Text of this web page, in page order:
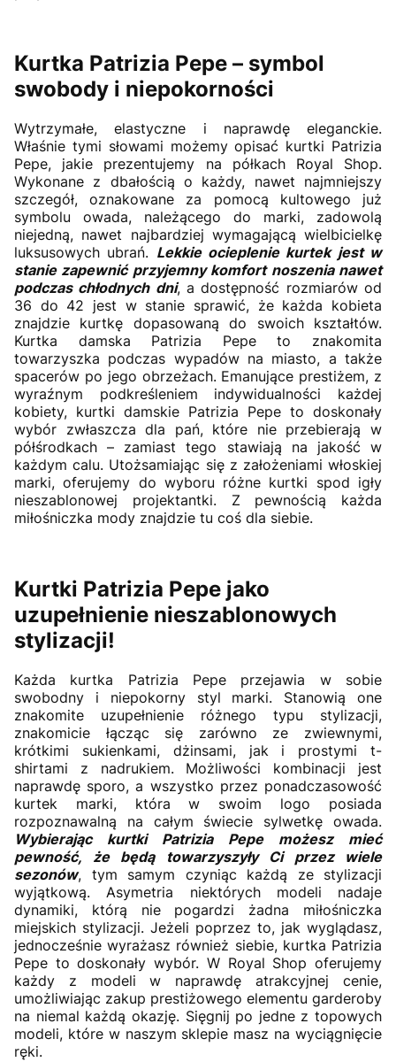
Kurtka Patrizia Pepe – symbol
swobody i niepokorności
Wytrzymałe, elastyczne i naprawdę eleganckie.
Właśnie tymi słowami możemy opisać kurtki Patrizia
Pepe, jakie prezentujemy na półkach Royal Shop.
Wykonane z dbałością o każdy, nawet najmniejszy
szczegół, oznakowane za pomocą kultowego już
symbolu owada, należącego do marki, zadowolą
niejedną, nawet najbardziej wymagającą wielbicielkę
luksusowych ubrań. Lekkie ocieplenie kurtek jest w
stanie zapewnić przyjemny komfort noszenia nawet
podczas chłodnych dni, a dostępność rozmiarów od
36 do 42 jest w stanie sprawić, że każda kobieta
znajdzie kurtkę dopasowaną do swoich kształtów.
Kurtka damska Patrizia Pepe to znakomita
towarzyszka podczas wypadów na miasto, a także
spacerów po jego obrzeżach. Emanujące prestiżem, z
wyraźnym podkreśleniem indywidualności każdej
kobiety, kurtki damskie Patrizia Pepe to doskonały
wybór zwłaszcza dla pań, które nie przebierają w
półśrodkach – zamiast tego stawiają na jakość w
każdym calu. Utożsamiając się z założeniami włoskiej
marki, oferujemy do wyboru różne kurtki spod igły
nieszablonowej projektantki. Z pewnością każda
miłośniczka mody znajdzie tu coś dla siebie.
Kurtki Patrizia Pepe jako
uzupełnienie nieszablonowych
stylizacji!
Każda kurtka Patrizia Pepe przejawia w sobie
swobodny i niepokorny styl marki. Stanowią one
znakomite uzupełnienie różnego typu stylizacji,
znakomicie łącząc się zarówno ze zwiewnymi,
krótkimi sukienkami, dżinsami, jak i prostymi t-
shirtami z nadrukiem. Możliwości kombinacji jest
naprawdę sporo, a wszystko przez ponadczasowość
kurtek marki, która w swoim logo posiada
rozpoznawalną na całym świecie sylwetkę owada.
Wybierając kurtki Patrizia Pepe możesz mieć
pewność, że będą towarzyszyły Ci przez wiele
sezonów, tym samym czyniąc każdą ze stylizacji
wyjątkową. Asymetria niektórych modeli nadaje
dynamiki, którą nie pogardzi żadna miłośniczka
miejskich stylizacji. Jeżeli poprzez to, jak wyglądasz,
jednocześnie wyrażasz również siebie, kurtka Patrizia
Pepe to doskonały wybór. W Royal Shop oferujemy
każdy z modeli w naprawdę atrakcyjnej cenie,
umożliwiając zakup prestiżowego elementu garderoby
na niemal każdą okazję. Sięgnij po jedne z topowych
modeli, które w naszym sklepie masz na wyciągnięcie
ręki.